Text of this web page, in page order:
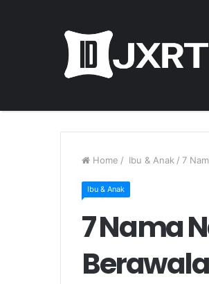
Home / Ibu & Anak / 7
Ibu & Anak
7 Nama